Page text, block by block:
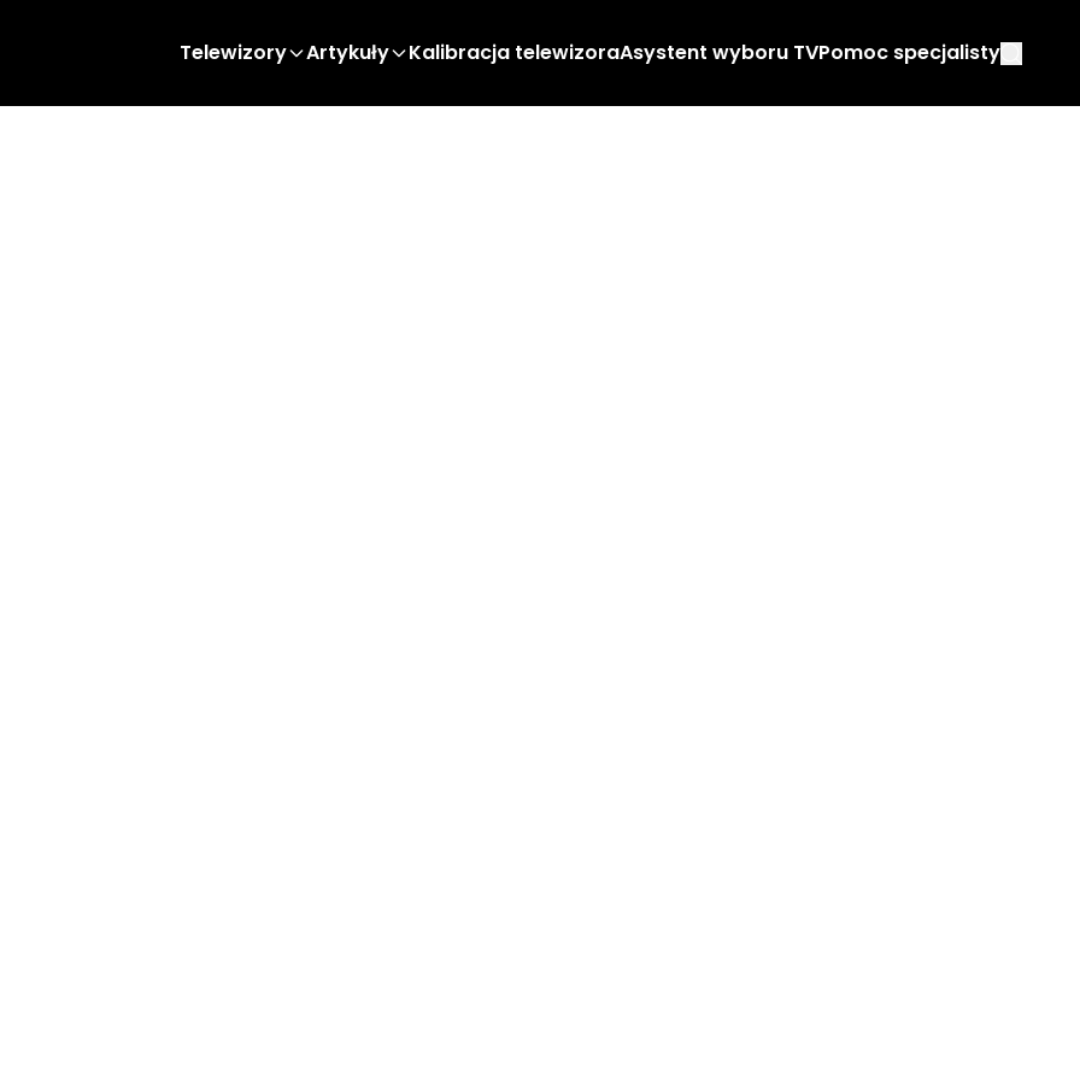
Telewizory Artykuły Kalibracja telewizoraAsystent wyboru TVPomoc specjalisty